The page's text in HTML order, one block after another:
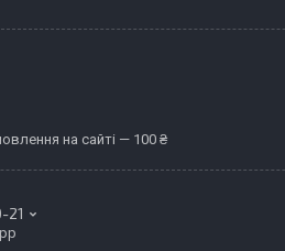
на сайті — 100 ₴
21